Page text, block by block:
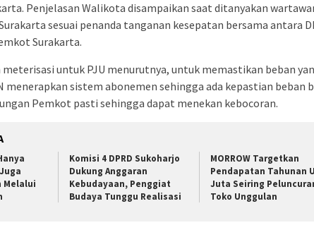
Penjelasan Walikota disampaikan saat ditanyakan
sesuai penanda tanganan kesepatan bersama antara
Surakarta.
meterisasi untuk PJU menurutnya, untuk memastikan beban
menerapkan sistem abonemen sehingga ada kepastian beban
Pemkot pasti sehingga dapat menekan kebocoran.
Melalui
Komisi 4 DPRD Sukoharjo
Dukung Anggaran
Kebudayaan, Penggiat
Budaya Tunggu Realisasi
MORROW Targetkan
Pendapatan Tahunan
Juta Seiring
Toko Unggulan